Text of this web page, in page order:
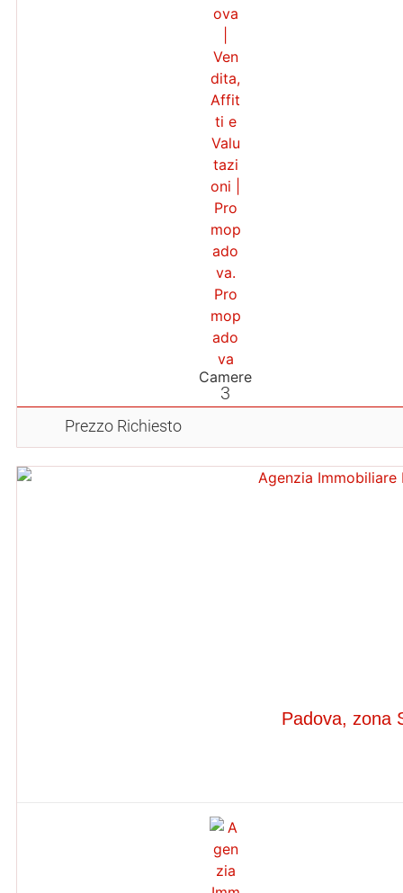
Camere
3
Prezzo Richiesto
Padova, zona